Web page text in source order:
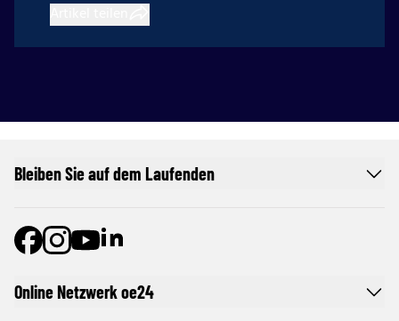
Online Netzwerk oe24
Bleiben Sie auf dem Laufenden